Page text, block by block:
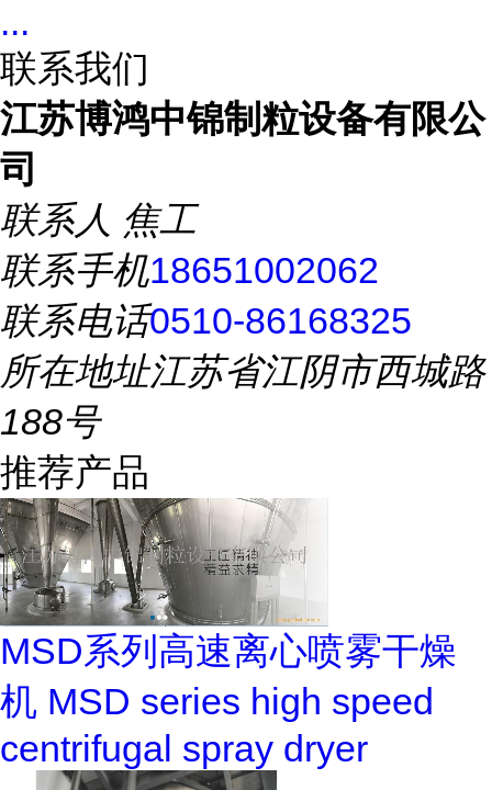
...
联系我们
江苏博鸿中锦制粒设备有限公
司
联系人 焦工
联系手机18651002062
联系电话0510-86168325
所在地址江苏省江阴市西城路
188号
推荐产品
MSD系列高速离心喷雾干燥
机 MSD series high speed
centrifugal spray dryer